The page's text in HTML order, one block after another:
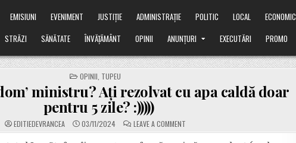
EMISIUNI EVENIMENT JUSTIȚIE ADMINISTRAȚIE POLITIC LOCAL ECONOMIC
STRĂZI SĂNĂTATE ÎNVĂȚĂMÂNT OPINII ANUNȚURI EXECUTĂRI PROMO
POSTED
IN
OPINII TUPEU
ministru? Ați rezolvat cu apa caldă doar
pentru 5 zile? :)))))
EDITIEDEVRANCEA 03/11/2024 LEAVE A COMMENT
PĂI,